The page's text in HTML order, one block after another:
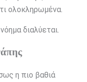
ολοκληρωμένα.
διαλύεται.
η πιο βαθιά